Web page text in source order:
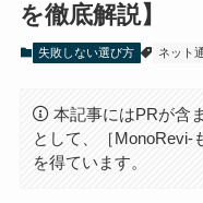
を徹底解説】
失敗しない選び方 ネット
本記事にはPRが含
として、［MonoRevi-
を得ています。